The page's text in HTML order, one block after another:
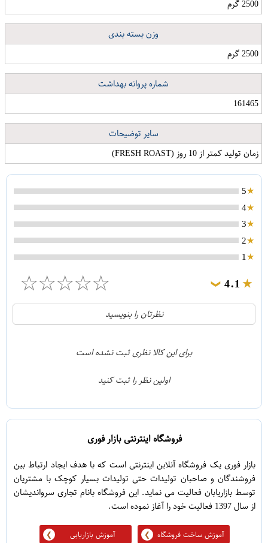
2500 گرم
وزن بسته بندی
2500 گرم
شماره پروانه بهداشت
161465
سایر توضیحات
زمان تولید کمتر از 10 روز ‏(‏FRESH ROAST‏)‏
5
4
3
2
1
4.1
❯
☆
☆
☆
☆
☆
21
1
نظرتان را بنویسید
برای این کالا نظری ثبت نشده است
اولین نظر را ثبت کنید
فروشگاه اینترنتی بازار فوری
بازار فوری یک فروشگاه آنلاین اینترنتی است که با هدف ایجاد ارتباط بین
فروشندگان و صاحبان تولیدات حتی تولیدات بسیار کوچک با مشتریان
توسط بازاریابان فعالیت می نماید. این فروشگاه بانام تجاری سرواندیشان
از سال 1397 فعالیت خود را آغاز نموده است.
آموزش ساخت فروشگاه آموزش بازاریابی